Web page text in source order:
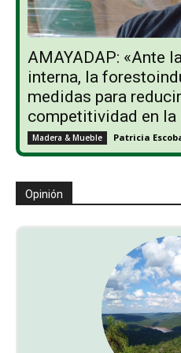
AMAYADAP: «Ante
interna, la
medidas para
competitividad en la
Madera & Mueble Patricia
Opinión